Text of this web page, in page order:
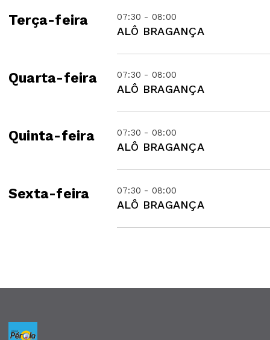
Terça-feira 07:30 - 08:00
ALÔ BRAGANÇA
Quarta-feira 07:30 - 08:00
ALÔ BRAGANÇA
Quinta-feira 07:30 - 08:00
ALÔ BRAGANÇA
Sexta-feira 07:30 - 08:00
ALÔ BRAGANÇA